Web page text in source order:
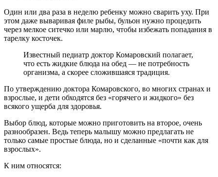
Один или два раза в неделю ребенку можно сварить уху. При
этом даже вываривая филе рыбы, бульон нужно процедить
через мелкое ситечко или марлю, чтобы избежать попадания в
тарелку косточек.
Известный педиатр доктор Комаровский полагает,
что есть жидкие блюда на обед — не потребность
организма, а скорее сложившаяся традиция.
По утверждению доктора Комаровского, во многих странах и
взрослые, и дети обходятся без «горячего и жидкого» без
всякого ущерба для здоровья.
Выбор блюд, которые можно приготовить на второе, очень
разнообразен. Ведь теперь малышу можно предлагать не
только самые простые блюда, но и сделанные «почти как для
взрослых».
К ним относятся: